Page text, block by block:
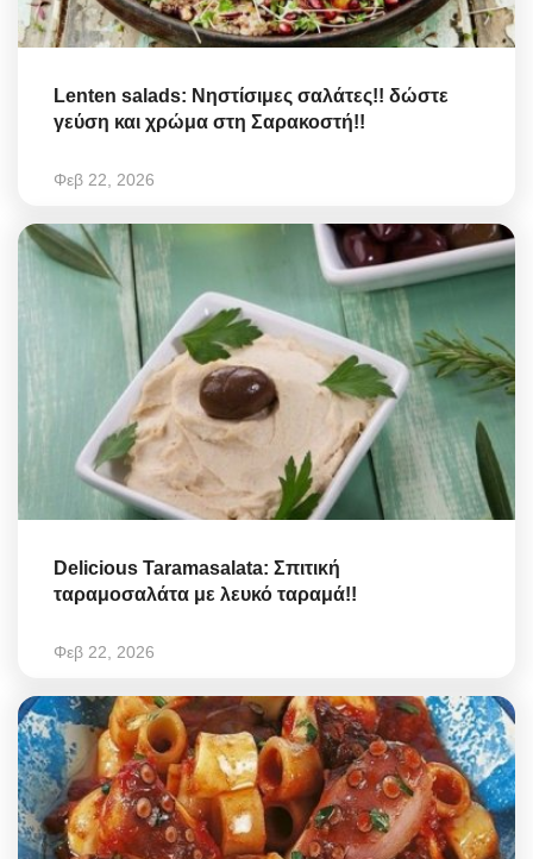
Lenten salads: Νηστίσιμες σαλάτες!! δώστε
γεύση και χρώμα στη Σαρακοστή!!
Φεβ 22, 2026
Delicious Taramasalata: Σπιτική
ταραμοσαλάτα με λευκό ταραμά!!
Φεβ 22, 2026